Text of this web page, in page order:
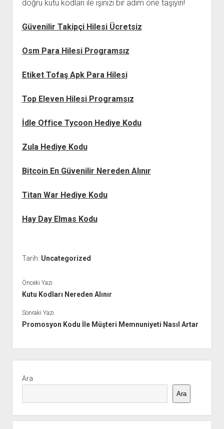
doğru kutu kodları ile işinizi bir adım öne taşıyın!
Güvenilir Takipçi Hilesi Ücretsiz
Osm Para Hilesi Programsız
Etiket Tofaş Apk Para Hilesi
Top Eleven Hilesi Programsız
İdle Office Tycoon Hediye Kodu
Zula Hediye Kodu
Bitcoin En Güvenilir Nereden Alınır
Titan War Hediye Kodu
Hay Day Elmas Kodu
Tarih: Uncategorized
Önceki Yazı
Kutu Kodları Nereden Alınır
Sonraki Yazı
Promosyon Kodu İle Müşteri Memnuniyeti Nasıl Artar
Menü
Ara
Ara